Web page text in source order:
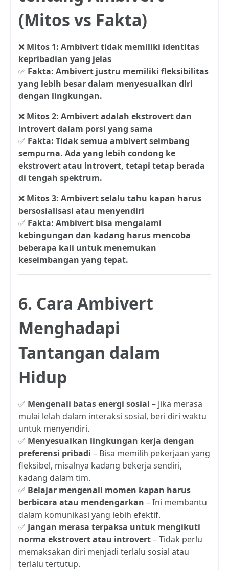
(Mitos vs Fakta)
❌ Mitos 1: Ambivert tidak memiliki identitas
kepribadian yang jelas
✅ Fakta: Ambivert justru memiliki fleksibilitas
yang lebih besar dalam menyesuaikan diri
dengan lingkungan.
❌ Mitos 2: Ambivert adalah ekstrovert dan
introvert dalam porsi yang sama
✅ Fakta: Tidak semua ambivert seimbang
sempurna. Ada yang lebih condong ke
ekstrovert atau introvert, tetapi tetap berada
di tengah spektrum.
❌ Mitos 3: Ambivert selalu tahu kapan harus
bersosialisasi atau menyendiri
✅ Fakta: Ambivert bisa mengalami
kebingungan dan kadang harus mencoba
beberapa kali untuk menemukan
keseimbangan yang tepat.
6. Cara Ambivert
Menghadapi
Tantangan dalam
Hidup
✅ Mengenali batas energi sosial – Jika merasa
mulai lelah dalam interaksi sosial, beri diri waktu
untuk menyendiri.
✅ Menyesuaikan lingkungan kerja dengan
preferensi pribadi – Bisa memilih pekerjaan yang
fleksibel, misalnya kadang bekerja sendiri,
kadang dalam tim.
✅ Belajar mengenali momen kapan harus
berbicara atau mendengarkan – Ini membantu
dalam komunikasi yang lebih efektif.
✅ Jangan merasa terpaksa untuk mengikuti
norma ekstrovert atau introvert– Tidak perlu
memaksakan diri menjadi terlalu sosial atau
terlalu tertutup.